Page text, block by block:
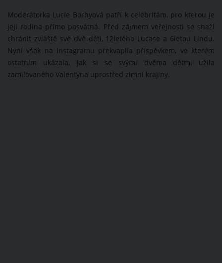
Moderátorka Lucie Borhyová patří k celebritám, pro kterou je
její rodina přímo posvátná. Před zájmem veřejnosti se snaží
chránit zvláště své dvě děti, 12letého Lucase a 6letou Lindu.
Nyní však na Instagramu překvapila příspěvkem, ve kterém
ostatním ukázala, jak si se svými dvěma dětmi užila
zamilovaného Valentýna uprostřed zimní krajiny.